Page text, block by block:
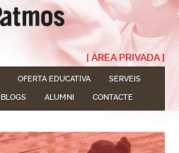
[ ÀREA PRIVADA ]
OFERTA EDUCATIVA
SERVEIS
BLOGS ALUMNI CONTACTE